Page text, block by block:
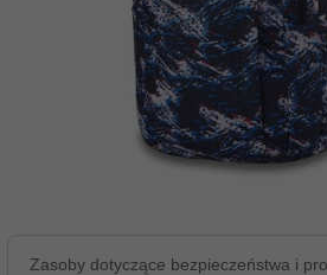
Zasoby dotyczące bezpieczeństwa i